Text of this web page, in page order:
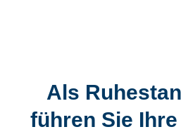
Als
führen Sie